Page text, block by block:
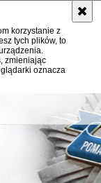
korzystanie z
tych plików, to
zmieniając
oznacza